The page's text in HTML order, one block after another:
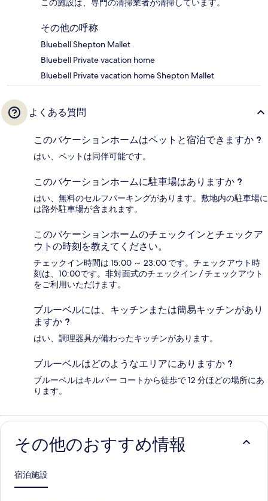
この施設は、専門の清掃業者が清掃しています。
その他の呼称
Bluebell Shepton Mallet
Bluebell Private vacation home
Bluebell Private vacation home Shepton Mallet
よくある質問
このバケーションホームはペットと宿泊できますか ?
はい、ペットは同伴可能です。
このバケーションホームに駐車場はありますか ?
はい、無料のセルフパーキングがあります。敷地内の駐車場に
は路外駐車場が含まれます。
このバケーションホームのチェックインとチェックア
ウトの時刻を教えてください。
チェックイン時間は 15:00 ～ 23:00 です。チェックアウト時
刻は、10:00です。非対面式のチェックイン / チェックアウト
をご利用いただけます。
ブルーベルには、キッチンまたは簡易キッチンがあり
ますか ?
はい、調理器具が備わったキッチンがあります。
ブルーベルはどのようなエリアにありますか ?
ブルーベルはキルバー コートから徒歩で 12 分ほどの場所にあ
ります。
その他のおすすめ情報
宿泊施設